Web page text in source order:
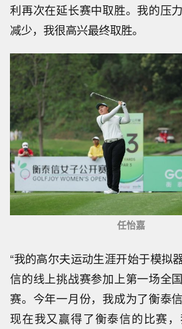
利再次在延长赛中取胜。我的压
减少，我很高兴最终取胜。
任怡嘉
“我的高尔夫运动生涯开始于模拟
信的线上挑战赛参加上第一场全
赛。今年一月份，我成为了衡泰
现在我又赢得了衡泰信的比赛